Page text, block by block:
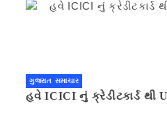
ગુજરાત સમાચાર
હવે ICICI નું ક્રેડીટકાર્ડ થી